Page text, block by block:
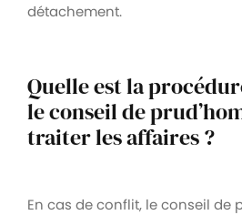
détachement.
Quelle est la
le conseil de
traiter les affaires ?
En cas de conflit, le conseil de